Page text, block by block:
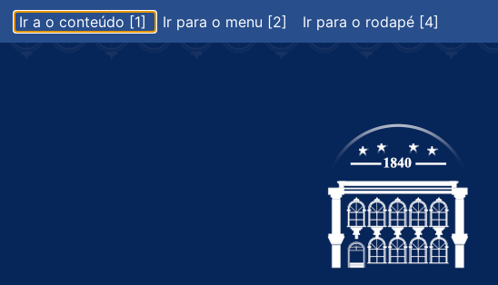
Ir a o conteúdo [1] Ir para o menu [2] Ir para o rodapé [4]